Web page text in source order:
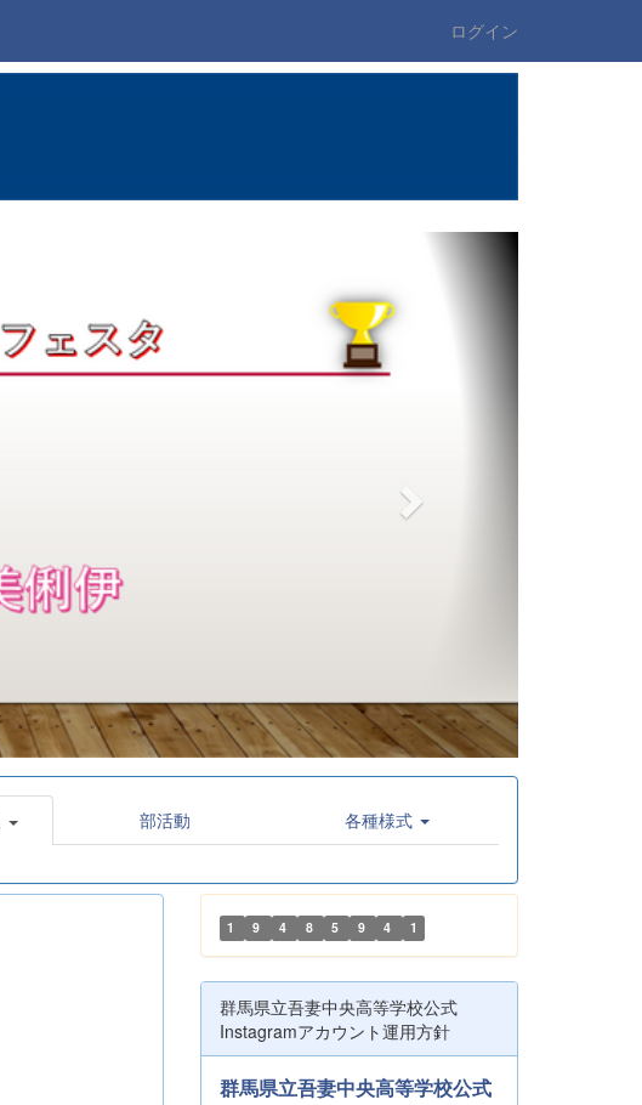
ログイン
部活動 各種様式
1 9 4 8 5 9 4 1
群馬県立吾妻中央高等学校公式
Instagramアカウント運用方針
群馬県立吾妻中央高等学校公式